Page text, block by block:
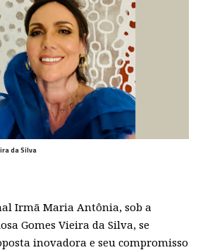
da Silva
Irmã Maria Antônia, sob a
Gomes Vieira da Silva, se
inovadora e seu compromisso